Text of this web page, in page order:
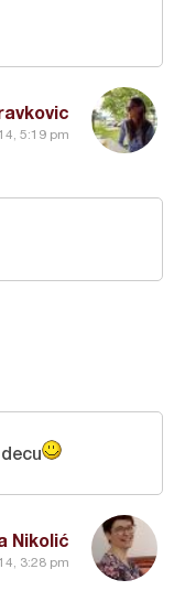
5:19 pm
Nikolić
3:28 pm